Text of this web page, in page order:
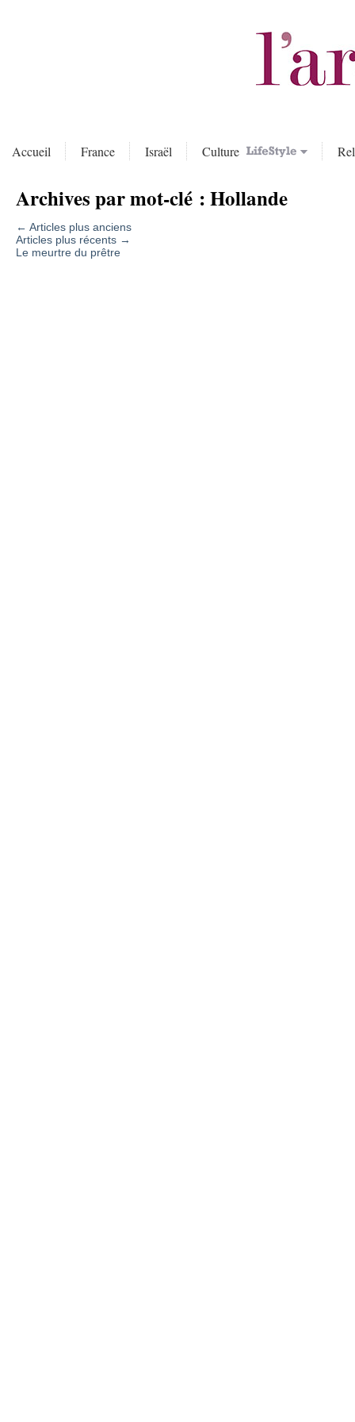
Accueil France Israël Culture
Archives par mot-clé :Hollande
← Articles plus anciens
Articles plus récents →
Le meurtre du prêtre